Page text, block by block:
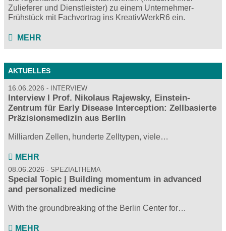
Zulieferer und Dienstleister) zu einem Unternehmer-
Frühstück mit Fachvortrag ins KreativWerkR6 ein.
MEHR
AKTUELLES
16.06.2026 INTERVIEW
Interview I Prof. Nikolaus Rajewsky, Einstein-
Zentrum für Early Disease Interception: Zellbasierte
Präzisionsmedizin aus Berlin
Milliarden Zellen, hunderte Zelltypen, viele…
MEHR
08.06.2026 SPEZIALTHEMA
Special Topic | Building momentum in advanced
and personalized medicine
With the groundbreaking of the Berlin Center for…
MEHR